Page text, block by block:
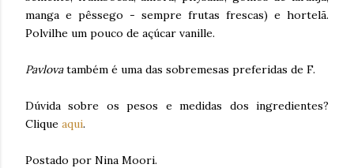
manga e pêssego - sempre frutas frescas) e hortelã.
Polvilhe um pouco de açúcar vanille.
Pavlovatambém é uma das sobremesas preferidas de F.
Dúvida sobre os pesos e medidas dos ingredientes?
Clique aqui.
Postado por Nina Moori.